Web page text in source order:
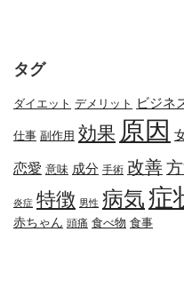
タグ
ダイエット デメリット ビジネ
仕事 副作用 効果 原因
恋愛 意味 成分 手術 改善
炎症 特徴 男性 病気症
赤ちゃん 頭痛 食べ物 食事